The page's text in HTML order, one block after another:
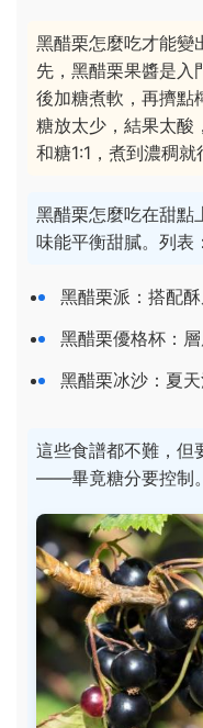
黑醋栗怎麼吃才能變
先，黑醋栗果醬是入
後加糖煮軟，再擠點
糖放太少，結果太酸
和糖1:1，煮到濃稠就
黑醋栗怎麼吃在甜點
味能平衡甜膩。列
黑醋栗派：搭配
黑醋栗優格杯：
黑醋栗冰沙：夏
這些食譜都不難，但
——畢竟糖分要控制。